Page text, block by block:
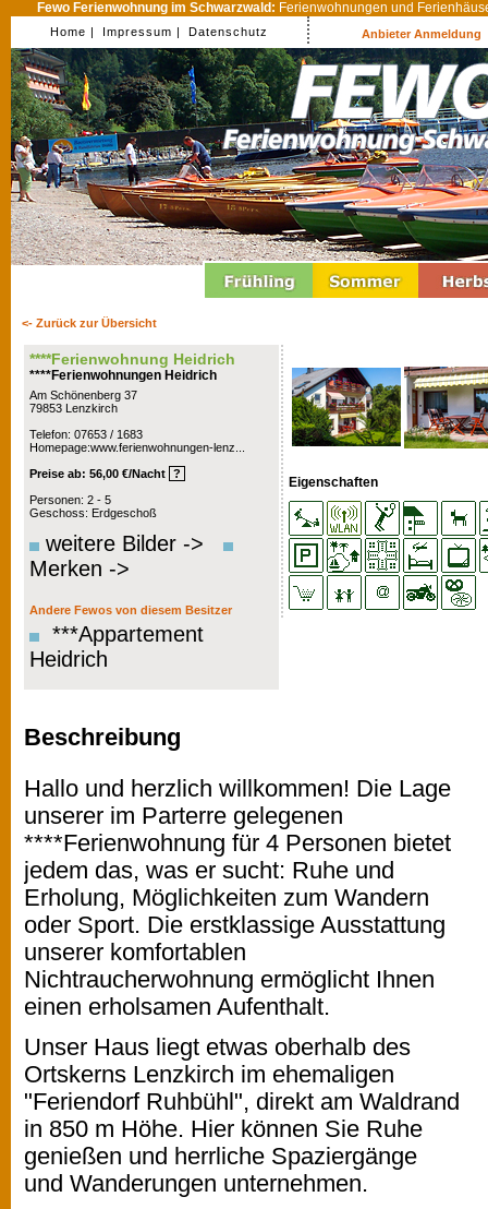
Fewo Ferienwohnung im Schwarzwald: Ferienwohnungen und
Home | Impressum | Datenschutz Anbieter Anmeldung
<- Zurück zur Übersicht
****Ferienwohnung Heidrich
****Ferienwohnungen Heidrich
Am Schönenberg 37
79853 Lenzkirch
Telefon: 07653 / 1683
Homepage:www.ferienwohnungen-lenz...
Preise ab: 56,00 €/Nacht ?
Personen: 2 - 5
Geschoss: Erdgeschoß
weitere Bilder ->
Merken ->
Andere Fewos von diesem Besitzer
***Appartement
Heidrich
Eigenschaften
Beschreibung
Hallo und herzlich willkommen! Die Lage
unserer im Parterre gelegenen
****Ferienwohnung für 4 Personen bietet
jedem das, was er sucht: Ruhe und
Erholung, Möglichkeiten zum Wandern
oder Sport. Die erstklassige Ausstattung
unserer komfortablen
Nichtraucherwohnung ermöglicht Ihnen
einen erholsamen Aufenthalt.
Unser Haus liegt etwas oberhalb des
Ortskerns Lenzkirch im ehemaligen
"Feriendorf Ruhbühl", direkt am Waldrand
in 850 m Höhe. Hier können Sie Ruhe
genießen und herrliche Spaziergänge
und Wanderungen unternehmen.